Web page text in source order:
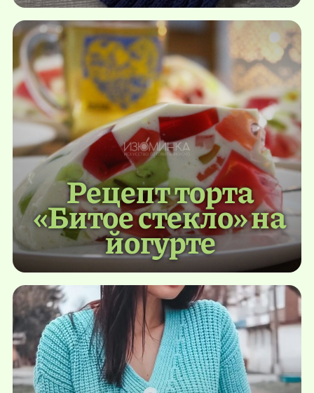
Рецепт торта
«Битое стекло» на
йогурте